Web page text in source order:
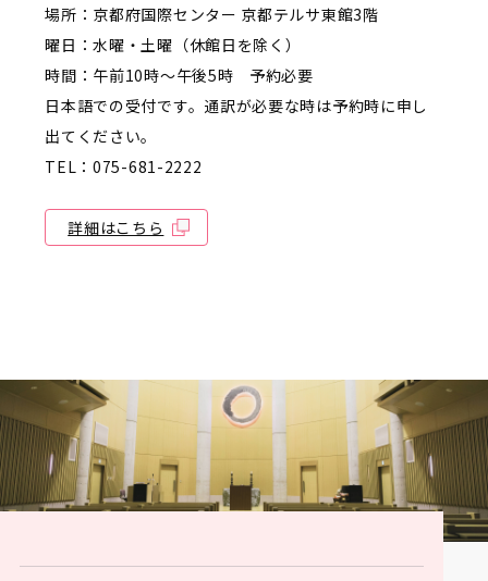
場所：京都府国際センター 京都テルサ東館3階
曜日：水曜・土曜（休館日を除く）
時間：午前10時～午後5時 予約必要
日本語での受付です。通訳が必要な時は予約時に申し
出てください。
TEL：075-681-2222
詳細はこちら